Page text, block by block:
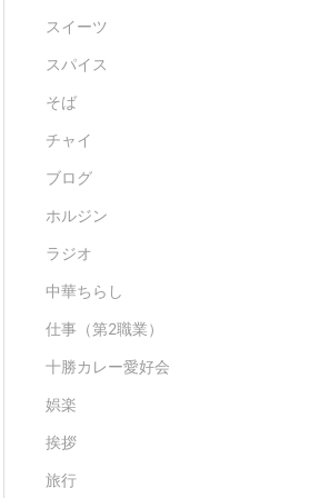
スイーツ
スパイス
そば
チャイ
ブログ
ホルジン
ラジオ
中華ちらし
仕事（第2職業）
十勝カレー愛好会
娯楽
挨拶
旅行